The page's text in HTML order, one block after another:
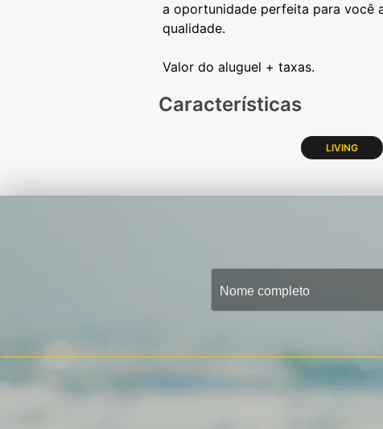
a oportunidade perfeita para você
qualidade.
Características
LIVING